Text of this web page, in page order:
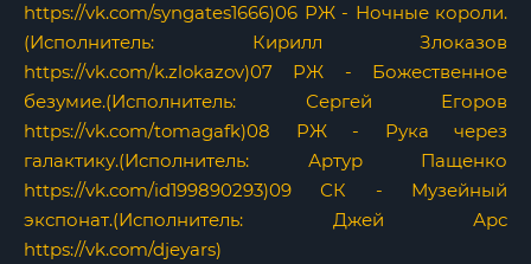
https://vk.com/syngates1666)06 РЖ - Ночные короли.
(Исполнитель: Кирилл Злоказов
https://vk.com/k.zlokazov)07 РЖ - Божественное
безумие.(Исполнитель: Сергей Егоров
https://vk.com/tomagafk)08 РЖ - Рука через
галактику.(Исполнитель: Артур Пащенко
https://vk.com/id199890293)09 СК - Музейный
экспонат.(Исполнитель: Джей Арс
https://vk.com/djeyars)